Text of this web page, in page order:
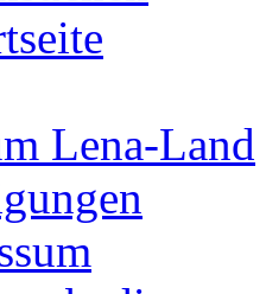
Lena-Land